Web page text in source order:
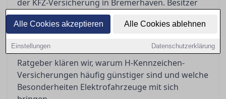
Alle Cookies akzeptieren Alle Cookies ablehnen
Einstellungen Datenschutzerklärung
der KFZ-Versicherung in Bremerhaven. Besitzer
solcher Fahrzeuge stehen oft vor der
Herausforderung, die passende Versicherung zu
sondern auch kosteneffizient ist. In diesem
Ratgeber klären wir, warum H-Kennzeichen-
Versicherungen häufig günstiger sind und welche
Besonderheiten Elektrofahrzeuge mit sich